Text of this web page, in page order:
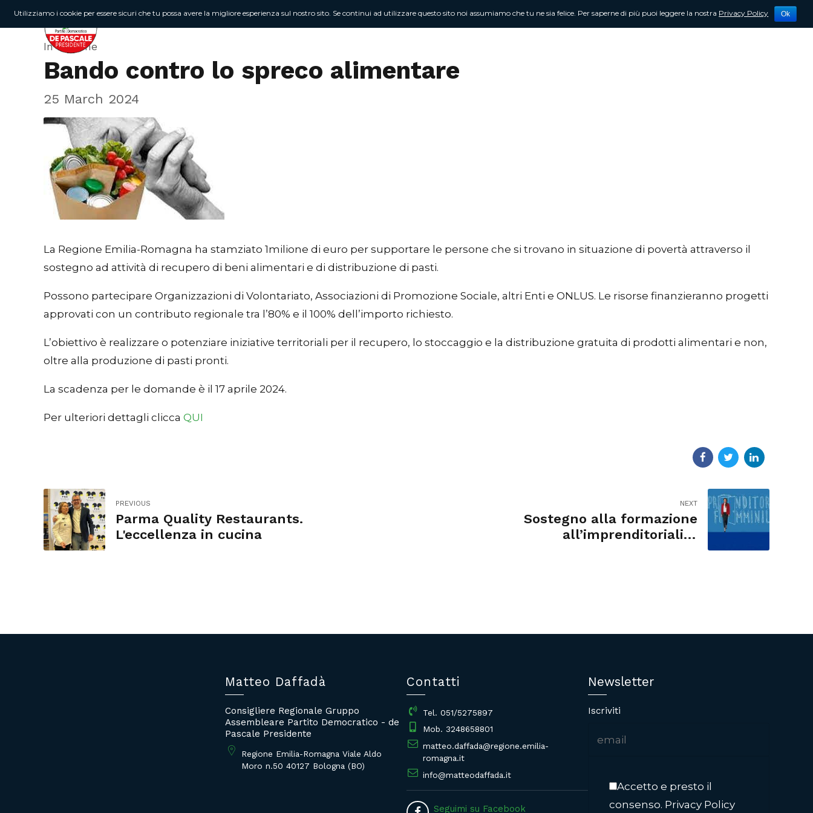
Chi sono Attività Newsletter Contattami
In Regione
Bando contro lo spreco alimentare
25 March 2024
La Regione Emilia-Romagna ha stamziato 1milione di euro per supportare le persone che si trovano in situazione di povertà attraverso il
sostegno ad attività di recupero di beni alimentari e di distribuzione di pasti.
Possono partecipare Organizzazioni di Volontariato, Associazioni di Promozione Sociale, altri Enti e ONLUS. Le risorse finanzieranno progetti
approvati con un contributo regionale tra l’80% e il 100% dell’importo richiesto.
L’obiettivo è realizzare o potenziare iniziative territoriali per il recupero, lo stoccaggio e la distribuzione gratuita di prodotti alimentari e non,
oltre alla produzione di pasti pronti.
La scadenza per le domande è il 17 aprile 2024.
Per ulteriori dettagli clicca QUI
PREVIOUS
Parma Quality Restaurants.
L'eccellenza in cucina
NEXT
Sostegno alla formazione
all’imprenditorialità
Matteo Daffadà
Consigliere Regionale Gruppo
Assembleare Partito Democratico - de
Pascale Presidente
Regione Emilia-Romagna Viale Aldo
Moro n.50 40127 Bologna (BO)
Contatti
Tel. 051/5275897
Mob. 3248658801
matteo.daffada@regione.emilia-
romagna.it
info@matteodaffada.it
Seguimi su Facebook
Newsletter
Iscriviti
Accetto e presto il
consenso. Privacy Policy
Utilizziamo i cookie per essere sicuri che tu possa avere la migliore esperienza sul nostro sito. Se continui ad utilizzare questo sito noi assumiamo che tu ne sia felice. Per saperne di più puoi leggere la nostra Privacy Policy Ok